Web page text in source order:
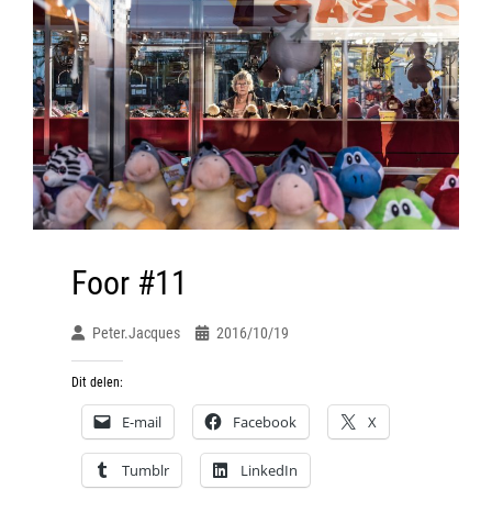
Foor #11
Peter.jacques 2016/10/19
Dit delen:
E-mail Facebook X
Tumblr LinkedIn